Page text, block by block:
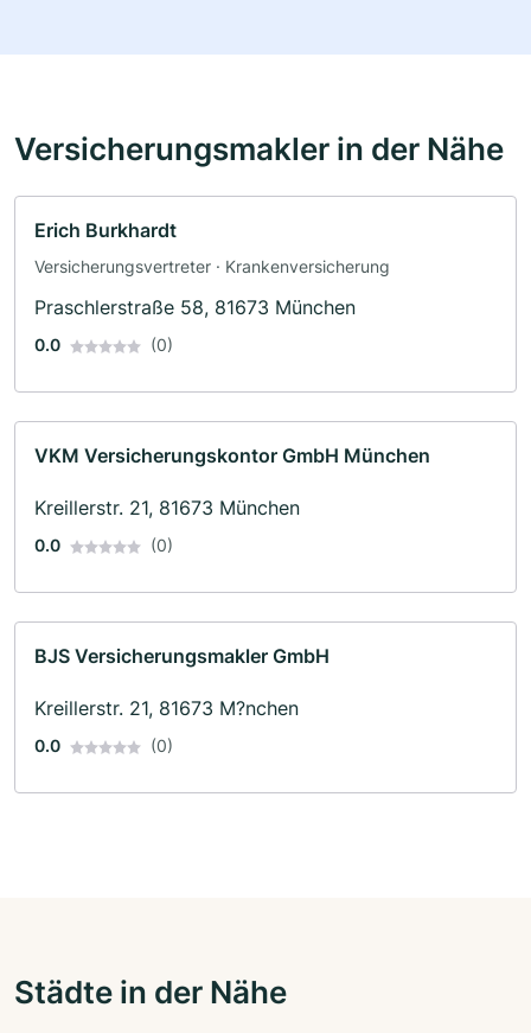
Versicherungsmakler in der Nähe
Erich Burkhardt
Versicherungsvertreter · Krankenversicherung
Praschlerstraße 58, 81673 München
0.0 (0)
VKM Versicherungskontor GmbH München
Kreillerstr. 21, 81673 München
0.0 (0)
BJS Versicherungsmakler GmbH
Kreillerstr. 21, 81673 M?nchen
0.0 (0)
Städte in der Nähe